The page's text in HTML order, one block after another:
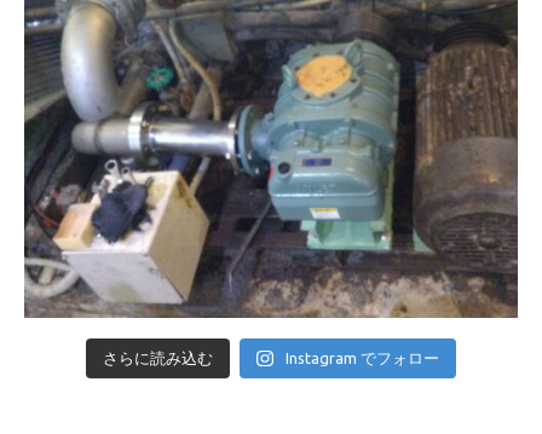
さらに読み込む Instagram でフォロー